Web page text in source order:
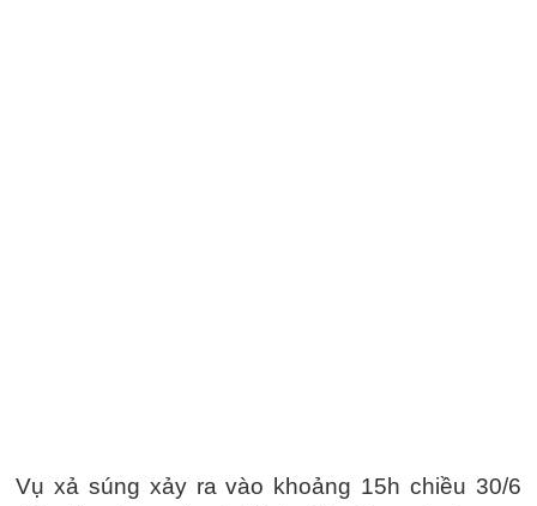
Vụ xả súng xảy ra vào khoảng 15h chiều 30/6